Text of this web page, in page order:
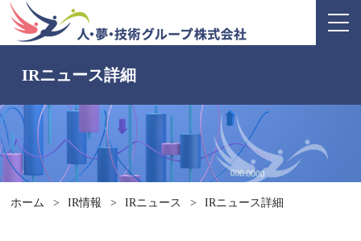
IRニュース詳細
ホーム > IR情報 > IRニュース > IRニュース詳細